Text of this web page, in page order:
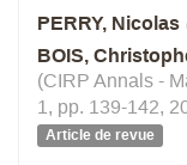
PERRY, Nicolas
BOIS,
(CIRP Annals -
1, pp. 139-142,
Article de revue